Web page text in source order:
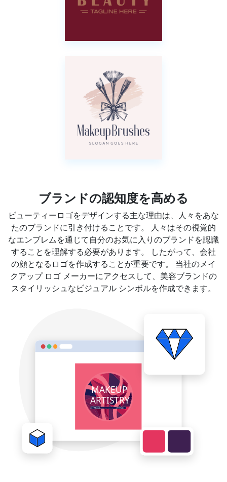
ブランドの認知度を高める
ビューティーロゴをデザインする主な理由は、人々をあな
たのブランドに引き付けることです。 人々はその視覚的
なエンブレムを通じて自分のお気に入りのブランドを認識
することを理解する必要があります。 したがって、会社
の顔となるロゴを作成することが重要です。 当社のメイ
クアップ ロゴ メーカーにアクセスして、美容ブランドの
スタイリッシュなビジュアル シンボルを作成できます。